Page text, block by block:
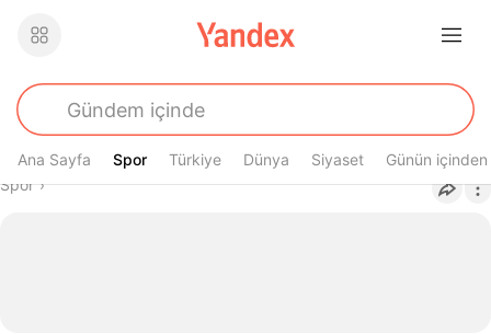
Ana Sayfa Spor
Spor Türkiye Dünya Siyaset Günün içinden
Buradasın
Spor›